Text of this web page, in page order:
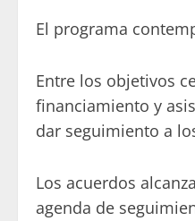
El programa
Entre los objetivos
financiamiento y
dar seguimiento a
Los acuerdos
agenda de